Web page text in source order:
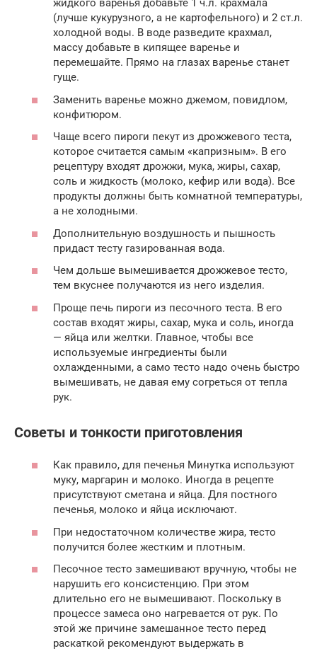
жидкого варенья добавьте 1 ч.л. крахмала
(лучше кукурузного, а не картофельного) и 2 ст.л.
холодной воды. В воде разведите крахмал,
массу добавьте в кипящее варенье и
перемешайте. Прямо на глазах варенье станет
гуще.
Заменить варенье можно джемом, повидлом,
конфитюром.
Чаще всего пироги пекут из дрожжевого теста,
которое считается самым «капризным». В его
рецептуру входят дрожжи, мука, жиры, сахар,
соль и жидкость (молоко, кефир или вода). Все
продукты должны быть комнатной температуры,
а не холодными.
Дополнительную воздушность и пышность
придаст тесту газированная вода.
Чем дольше вымешивается дрожжевое тесто,
тем вкуснее получаются из него изделия.
Проще печь пироги из песочного теста. В его
состав входят жиры, сахар, мука и соль, иногда
— яйца или желтки. Главное, чтобы все
используемые ингредиенты были
охлажденными, а само тесто надо очень быстро
вымешивать, не давая ему согреться от тепла
рук.
Советы и тонкости приготовления
Как правило, для печенья Минутка используют
муку, маргарин и молоко. Иногда в рецепте
присутствуют сметана и яйца. Для постного
печенья, молоко и яйца исключают.
При недостаточном количестве жира, тесто
получится более жестким и плотным.
Песочное тесто замешивают вручную, чтобы не
нарушить его консистенцию. При этом
длительно его не вымешивают. Поскольку в
процессе замеса оно нагревается от рук. По
этой же причине замешанное тесто перед
раскаткой рекомендуют выдержать в